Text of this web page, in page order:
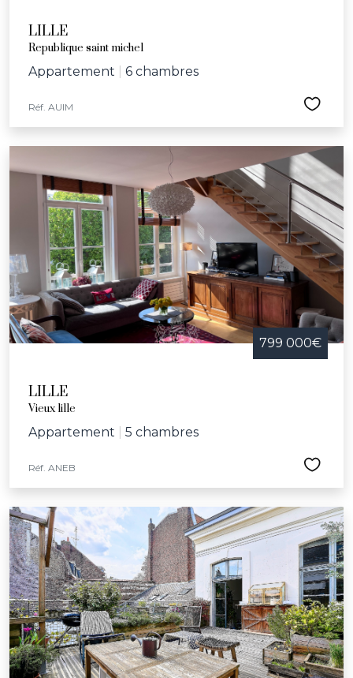
LILLE
Republique saint michel
Appartement 6 chambres
Réf. AUIM
799 000€
LILLE
Vieux lille
Appartement 5 chambres
Réf. ANEB